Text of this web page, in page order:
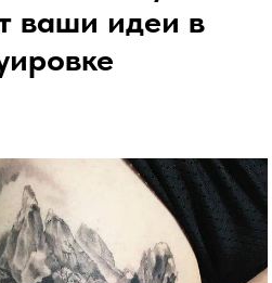
ваши идеи в